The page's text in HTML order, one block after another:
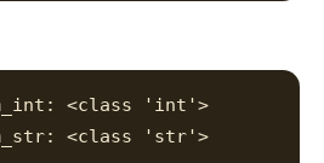
<class 'int'>
<class 'str'>